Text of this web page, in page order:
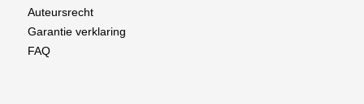
Auteursrecht
Garantie verklaring
FAQ